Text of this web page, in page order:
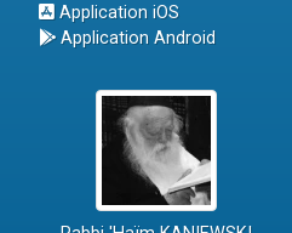
Application iOS
Application Android